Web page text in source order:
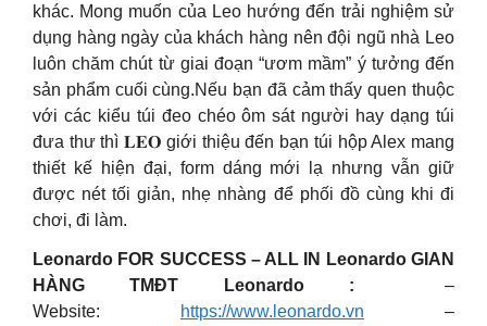
khác. Mong muốn của Leo hướng đến trải nghiệm sử
dụng hàng ngày của khách hàng nên đội ngũ nhà Leo
luôn chăm chút từ giai đoạn “ươm mầm” ý tưởng đến
sản phẩm cuối cùng.Nếu bạn đã cảm thấy quen thuộc
với các kiểu túi đeo chéo ôm sát người hay dạng túi
đưa thư thì 𝐋𝐄𝐎 giới thiệu đến bạn túi hộp Alex mang
thiết kế hiện đại, form dáng mới lạ nhưng vẫn giữ
được nét tối giản, nhẹ nhàng để phối đồ cùng khi đi
chơi, đi làm.
Leonardo FOR SUCCESS – ALL IN Leonardo GIAN
HÀNG TMĐT Leonardo :
–
Website:
https://www.leonardo.vn –